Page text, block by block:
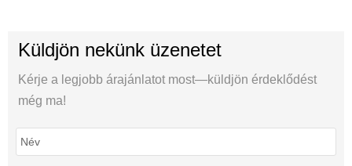
Küldjön nekünk üzenetet
Kérje a legjobb árajánlatot most—küldjön érdeklődést
még ma!